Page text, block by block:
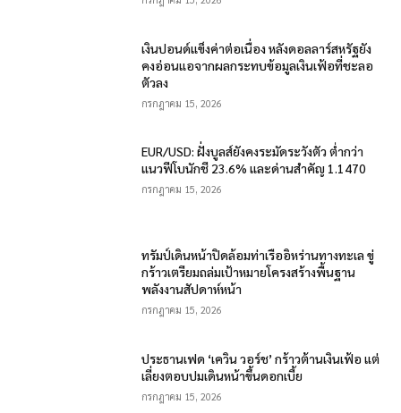
เงินปอนด์แข็งค่าต่อเนื่อง หลังดอลลาร์สหรัฐยัง
คงอ่อนแอจากผลกระทบข้อมูลเงินเฟ้อที่ชะลอ
ตัวลง
กรกฎาคม 15, 2026
EUR/USD: ฝั่งบูลส์ยังคงระมัดระวังตัว ต่ำกว่า
แนวฟีโบนักชี 23.6% และด่านสำคัญ 1.1470
กรกฎาคม 15, 2026
ทรัมป์เดินหน้าปิดล้อมท่าเรืออิหร่านทางทะเล ขู่
กร้าวเตรียมถล่มเป้าหมายโครงสร้างพื้นฐาน
พลังงานสัปดาห์หน้า
กรกฎาคม 15, 2026
ประธานเฟด ‘เควิน วอร์ช’ กร้าวต้านเงินเฟ้อ แต่
เลี่ยงตอบปมเดินหน้าขึ้นดอกเบี้ย
กรกฎาคม 15, 2026